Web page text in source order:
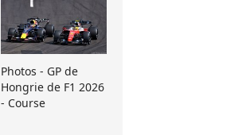
Photos - GP de
Hongrie de F1 2026
- Course